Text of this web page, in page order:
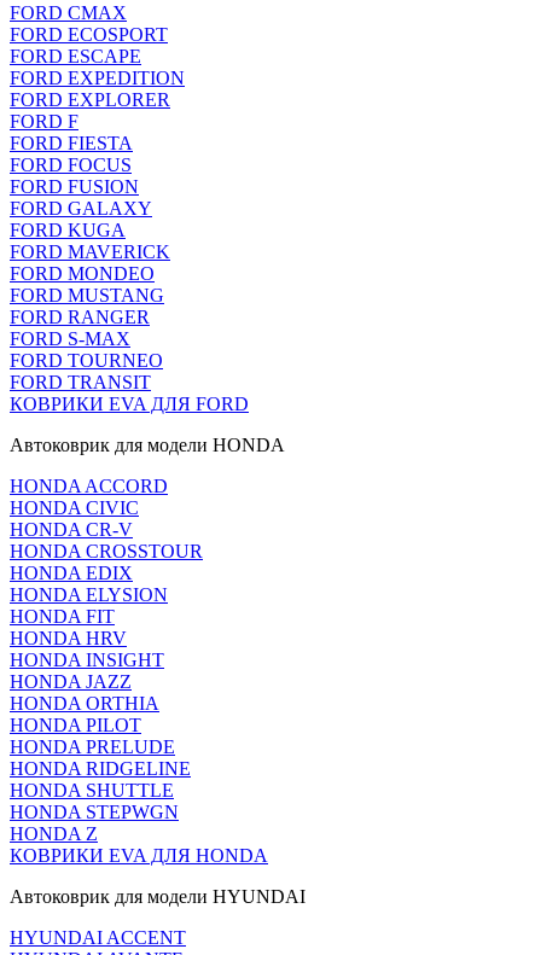
FORD CMAX
FORD ECOSPORT
FORD ESCAPE
FORD EXPEDITION
FORD EXPLORER
FORD F
FORD FIESTA
FORD FOCUS
FORD FUSION
FORD GALAXY
FORD KUGA
FORD MAVERICK
FORD MONDEO
FORD MUSTANG
FORD RANGER
FORD S-MAX
FORD TOURNEO
FORD TRANSIT
КОВРИКИ EVA ДЛЯ FORD
Автоковрик для модели HONDA
HONDA ACCORD
HONDA CIVIC
HONDA CR-V
HONDA CROSSTOUR
HONDA EDIX
HONDA ELYSION
HONDA FIT
HONDA HRV
HONDA INSIGHT
HONDA JAZZ
HONDA ORTHIA
HONDA PILOT
HONDA PRELUDE
HONDA RIDGELINE
HONDA SHUTTLE
HONDA STEPWGN
HONDA Z
КОВРИКИ EVA ДЛЯ HONDA
Автоковрик для модели HYUNDAI
HYUNDAI ACCENT